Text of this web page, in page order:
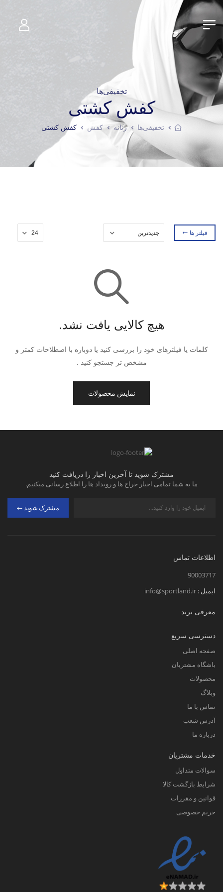
تخفیفی‌ها
کفش کشتی
تخفیفی‌ها زنانه کفش کفش کشتی
فیلتر ها
هیچ کالایی یافت نشد.
کلمات یا فیلترهای خود را بررسی کنید یا دوباره با اصطلاحات کمتر و
مشخص تر جستجو کنید .
نمایش محصولات
مشترک شوید تا آخرین اخبار را دریافت کنید
ما به شما تمامی اخبار حراج ها و رویداد ها را اطلاع رسانی میکنیم.
مشترک شوید
اطلاعات تماس
90003717
ایمیل : info@sportland.ir
معرفی برند
دسترسی سریع
صفحه اصلی
باشگاه مشتریان
محصولات
وبلاگ
تماس با ما
آدرس شعب
درباره ما
خدمات مشتریان
سوالات متداول
شرایط بازگشت کالا
قوانین و مقررات
حریم خصوصی